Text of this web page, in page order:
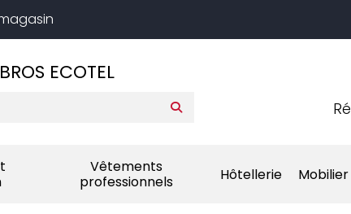
ECOTEL
Vêtements
professionnels
Hôtellerie Mobilier